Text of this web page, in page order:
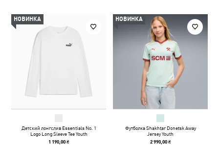
НОВИНКА
Детский лонгслив Essentials No. 1
Logo Long Sleeve Tee Youth
1 190,00 ₴
НОВИНКА
Футболка Shakhtar Donetsk Away
Jersey Youth
2 990,00 ₴